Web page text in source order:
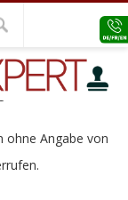
ohne Angabe von